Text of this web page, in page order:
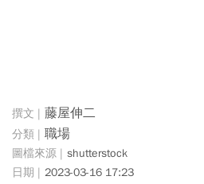
藤屋伸二
職場
shutterstock
2023-03-16 17:23